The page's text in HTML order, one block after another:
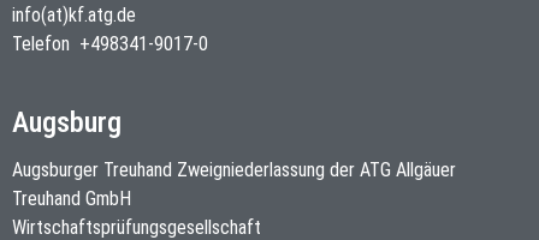
info(at)kf.atg.de
Telefon +498341-9017-0
Augsburg
Augsburger Treuhand Zweigniederlassung der ATG Allgäuer
Treuhand GmbH
Wirtschaftsprüfungsgesellschaft